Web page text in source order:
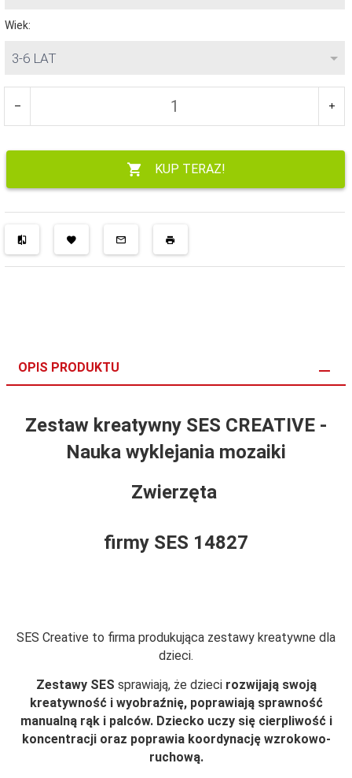
Wiek:
3-6 LAT
KUP TERAZ!
OPIS PRODUKTU
Zestaw kreatywny SES CREATIVE -
Nauka wyklejania mozaiki
Zwierzęta
firmy SES 14827
SES Creative to firma produkująca zestawy kreatywne dla
dzieci.
Zestawy SES sprawiają, że dzieci rozwijają swoją
kreatywność i wyobraźnię, poprawiają sprawność
manualną rąk i palców. Dziecko uczy się cierpliwość i
koncentracji oraz poprawia koordynację wzrokowo-
ruchową.